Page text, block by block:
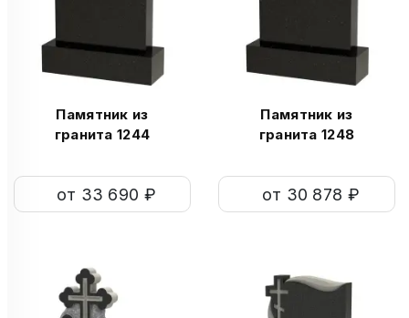
Памятник из
гранита 1244
от 33 690 ₽
Памятник из
гранита 1248
от 30 878 ₽